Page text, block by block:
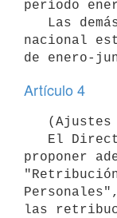
período
nacional
Artículo 4
proponer
las